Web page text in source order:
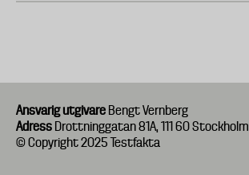
Ansvarig utgivare Bengt Vernberg
Adress Drottninggatan 81A, 111 60 Stockholm
© Copyright 2025 Testfakta